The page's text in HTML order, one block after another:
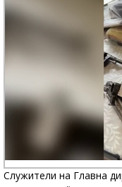
Служители на Главна